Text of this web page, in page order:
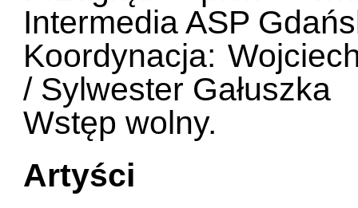
Intermedia ASP
Koordynacja:
/ Sylwester Gałuszka
Wstęp wolny.
Artyści